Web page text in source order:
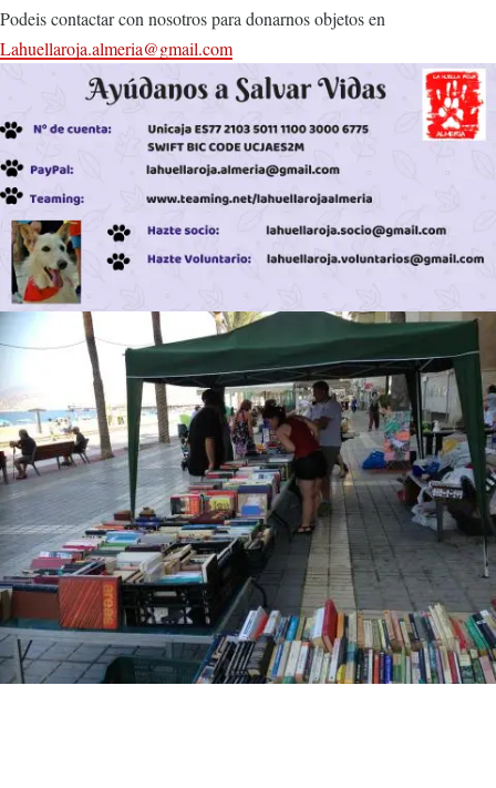
Podeis contactar con nosotros para donarnos objetos en
Lahuellaroja.almeria@gmail.com